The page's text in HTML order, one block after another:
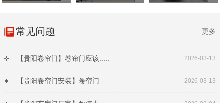
常见问题 更多
【贵阳卷帘门】卷帘门应该...... 2026-03-13
【贵阳卷帘门安装】卷帘门...... 2026-03-13